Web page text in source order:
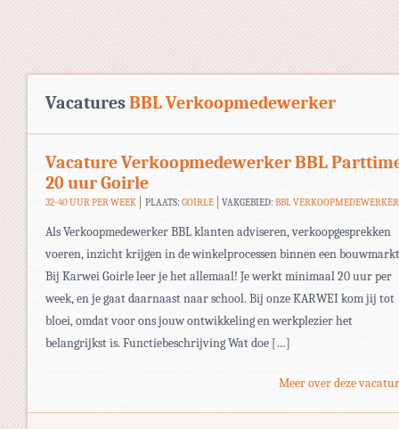
VacaturesBBL Verkoopmedewerker
Vacature Verkoopmedewerker BBL
20 uur Goirle
32-40 UUR PER WEEK PLAATS: GOIRLE VAKGEBIED:BBL VERKOOPMEDEWERKER
Als Verkoopmedewerker BBL klanten adviseren, verkoopgesprekken
voeren, inzicht krijgen in de winkelprocessen binnen een
Bij Karwei Goirle leer je het allemaal! Je werkt minimaal 20 uur per
week, en je gaat daarnaast naar school. Bij onze KARWEI kom jij tot
bloei, omdat voor ons jouw ontwikkeling en werkplezier het
belangrijkst is. Functiebeschrijving Wat doe […]
Meer over deze